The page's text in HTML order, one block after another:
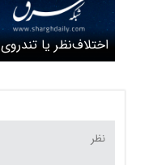
اختلاف‌نظر یا تندروی
غیرمسئولانه؟